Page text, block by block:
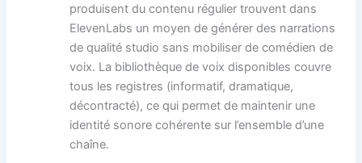
produisent du contenu régulier trouvent dans
ElevenLabs un moyen de générer des narrations
de qualité studio sans mobiliser de comédien de
voix. La bibliothèque de voix disponibles couvre
tous les registres (informatif, dramatique,
décontracté), ce qui permet de maintenir une
identité sonore cohérente sur l’ensemble d’une
chaîne.